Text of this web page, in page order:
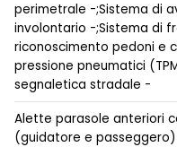
perimetrale -;Sistema di
involontario -;Sistema di
riconoscimento pedoni e
pressione pneumatici
segnaletica stradale -
Alette parasole anteriori
(guidatore e